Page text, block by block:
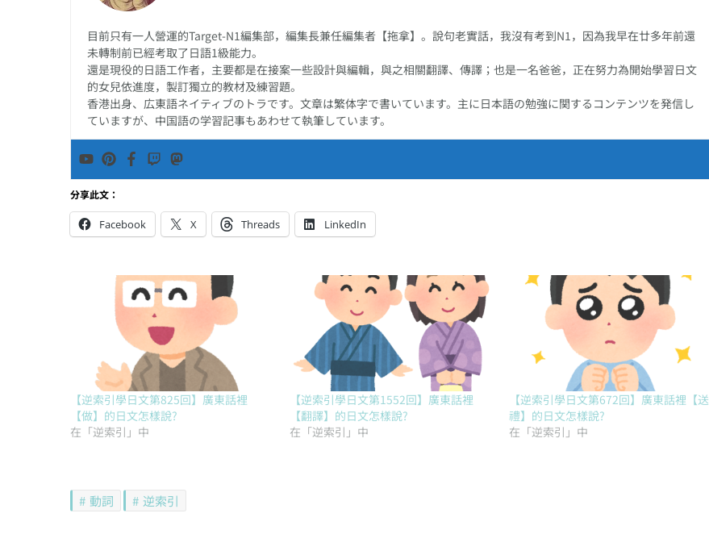
目前只有一人營運的Target-N1編集部，編集長兼任編集者【拖拿】。說句老實話，我沒有考到N1，因為我早在廿多年前還
未轉制前已經考取了日語1級能力。
還是現役的日語工作者，主要都是在接案一些設計與編輯，與之相關翻譯、傳譯；也是一名爸爸，正在努力為開始學習日文
的女兒依進度，製訂獨立的教材及練習題。
香港出身、広東語ネイティブのトラです。文章は繁体字で書いています。主に日本語の勉強に関するコンテンツを発信し
ていますが、中国語の学習記事もあわせて執筆しています。
分享此文：
Facebook X Threads LinkedIn
【逆索引學日文第825回】廣東話裡
【做】的日文怎樣說?
在「逆索引」中
【逆索引學日文第1552回】廣東話裡
【翻譯】的日文怎樣說?
在「逆索引」中
【逆索引學日文第672回】廣東話裡【送
禮】的日文怎樣說?
在「逆索引」中
動詞 逆索引